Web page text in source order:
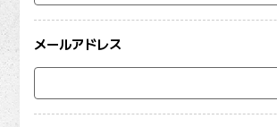
メールアドレス